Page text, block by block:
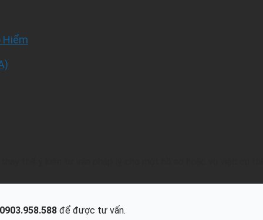
Hiểm
0903.958.588 để được tư vấn.